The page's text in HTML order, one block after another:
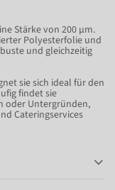
Stärke von 200 µm.
Polyesterfolie und
und gleichzeitig
sie sich ideal für den
findet sie
oder Untergründen,
Cateringservices